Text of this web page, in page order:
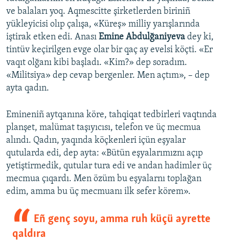
ve balaları yoq. Aqmescitte şirketlerden biriniñ
yükleyicisi olıp çalışa, «Küreş» milliy yarışlarında
iştirak etken edi. Anası Emine Abdulğaniyeva dey ki,
tintüv keçirilgen evge olar bir qaç ay evelsi köçti. «Er
vaqıt olğanı kibi başladı. «Kim?» dep soradım.
«Militsiya» dep cevap bergenler. Men açtım», – dep
ayta qadın.
Emineniñ aytqanına köre, tahqiqat tedbirleri vaqtında
planşet, malümat taşıyıcısı, telefon ve üç mecmua
alındı. Qadın, yaqında köçkenleri içün eşyalar
qutularda edi, dep ayta: «Bütün eşyalarımıznı açıp
yetiştirmedik, qutular tura edi ve andan hadimler üç
mecmua çıqardı. Men özüm bu eşyalarnı toplağan
edim, amma bu üç mecmuanı ilk sefer körem».
Eñ genç soyu, amma ruh küçü ayrette
qaldıra